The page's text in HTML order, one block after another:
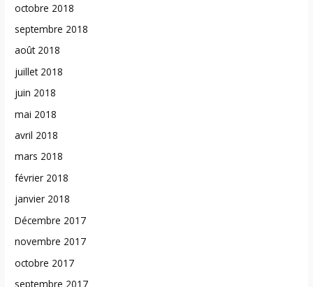
octobre 2018
septembre 2018
août 2018
juillet 2018
juin 2018
mai 2018
avril 2018
mars 2018
février 2018
janvier 2018
Décembre 2017
novembre 2017
octobre 2017
septembre 2017